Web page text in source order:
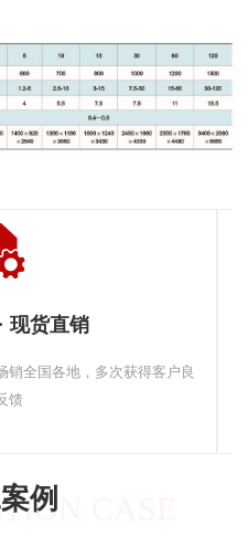
现货直销
销全国各地，多次获得客户良
馈
例 CASE